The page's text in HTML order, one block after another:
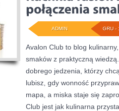
GRU -
ADMIN
Avalon Club to blog
smaków z praktyczną
dobrego jedzenia, którzy
lubisz, gdy wonność
mapa, a miska staje się
Club jest jak kulinarna